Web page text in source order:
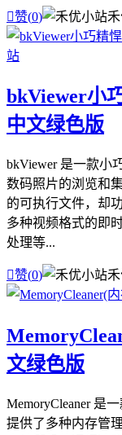
赞(0)
bkViewer小
中文绿色版
bkViewer 是一款小
数码照片的浏览和
的可执行文件，却
多种视频格式的即
处理等...
赞(0)
文绿色版
MemoryCleaner 是
提供了多种内存管